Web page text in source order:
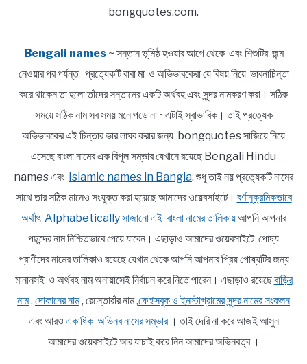
bongquotes.com.
Bengali names~ সন্তান ভূমিষ্ঠ হওয়ার আগে থেকে এবং শিশুটির জন্ম
নেওয়ার পর পর্যন্ত প্রত্যেকটি বাবা মা ও অভিভাবকেরা যে বিষয় নিয়ে ভাবনাচিন্তা
করে থাকেন তা হলো তাঁদের সন্তানের একটি অর্থবহ এবং সুন্দর নামকরণ করা। সঠিক
সময়ে সঠিক নাম সব সময় মনে পড়ে না ~এটাই স্বাভাবিক। তাই প্রত্যেক
অভিভাবকের এই চিন্তার ভার লাঘব করার জন্য bongquotes সাজিয়ে নিয়ে
এসেছে বাংলা নামের এক বিপুল সম্ভার যেখানে রয়েছে Bengali Hindu
names এবং Islamic names in Bangla. শুধু তাই নয় প্রত্যেকটি নামের
সাথে তার সঠিক মানেও সংযুক্ত করা হয়েছে আমাদের ওয়েবসাইটে। বর্ণানুক্রমিকভাবে
অর্থাৎ Alphabetically সাজানো এই বাংলা নামের তালিকায়আপনি আপনার
পছন্দের নাম নিশ্চিতভাবে পেয়ে যাবেন। এছাড়াও আমাদের ওয়েবসাইটে পোষ্য
প্রাণীদের নামের তালিকাও রয়েছে যেখান থেকে আপনি আপনার প্রিয় পোষ্যটির জন্য
মানানসই ও অর্থবহ নাম অনায়াসেই নির্বাচন করে নিতে পারেন। এছাড়াও রয়েছেবাড়ির
নাম, দোকানের নাম, রেস্তোরাঁর নাম ,ফেইসবুক ও ইনস্টাগ্রামের সুন্দর নামের সংকলন
এবং আরও একাধিক অভিনব নামের সম্ভার। তাই দেরি না করে আজই আসুন
আমাদের ওয়েবসাইটে আর যাচাই করে নিন আমাদের অভিনবত্ব ।